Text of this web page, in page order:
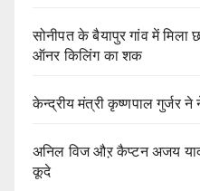
सोनीपत के बैयापुर गांव में मिला
ऑनर किलिंग का शक
केन्द्रीय मंत्री कृष्णपाल गुर्जर
अनिल विज औऱ कैप्टन अजय
कूदे